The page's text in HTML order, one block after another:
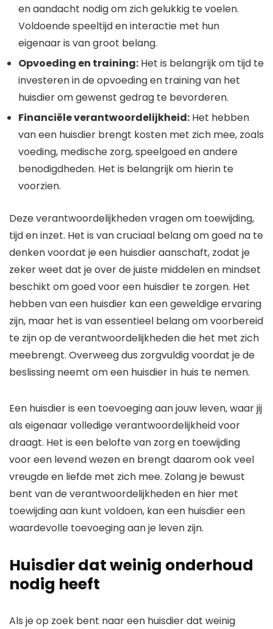
en aandacht nodig om zich gelukkig te voelen.
Voldoende speeltijd en interactie met hun
eigenaar is van groot belang.
Opvoeding en training: Het is belangrijk om tijd te
investeren in de opvoeding en training van het
huisdier om gewenst gedrag te bevorderen.
Financiële verantwoordelijkheid: Het hebben
van een huisdier brengt kosten met zich mee, zoals
voeding, medische zorg, speelgoed en andere
benodigdheden. Het is belangrijk om hierin te
voorzien.
Deze verantwoordelijkheden vragen om toewijding,
tijd en inzet. Het is van cruciaal belang om goed na te
denken voordat je een huisdier aanschaft, zodat je
zeker weet dat je over de juiste middelen en mindset
beschikt om goed voor een huisdier te zorgen. Het
hebben van een huisdier kan een geweldige ervaring
zijn, maar het is van essentieel belang om voorbereid
te zijn op de verantwoordelijkheden die het met zich
meebrengt. Overweeg dus zorgvuldig voordat je de
beslissing neemt om een huisdier in huis te nemen.
Een huisdier is een toevoeging aan jouw leven, waar jij
als eigenaar volledige verantwoordelijkheid voor
draagt. Het is een belofte van zorg en toewijding
voor een levend wezen en brengt daarom ook veel
vreugde en liefde met zich mee. Zolang je bewust
bent van de verantwoordelijkheden en hier met
toewijding aan kunt voldoen, kan een huisdier een
waardevolle toevoeging aan je leven zijn.
Huisdier dat weinig onderhoud
nodig heeft
Als je op zoek bent naar een huisdier dat weinig